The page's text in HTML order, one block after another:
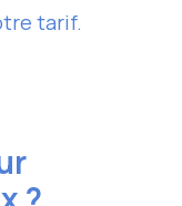
tarif.